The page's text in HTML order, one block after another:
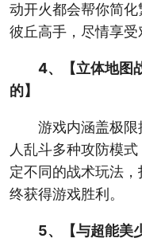
动开火都会帮你简
彼丘高手，尽情享受
4、【立体地图
的】
游戏内涵盖极
人乱斗多种攻防模
定不同的战术玩法
终获得游戏胜利。
5、【与超能美